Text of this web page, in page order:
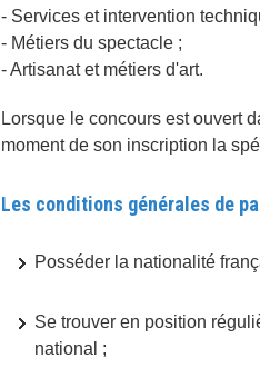
- Services et intervention
- Métiers du spectacle ;
- Artisanat et métiers d'art.
Lorsque le concours est ouvert
moment de son inscription la
Les conditions générales de
Posséder la nationalité
Se trouver en position
national ;